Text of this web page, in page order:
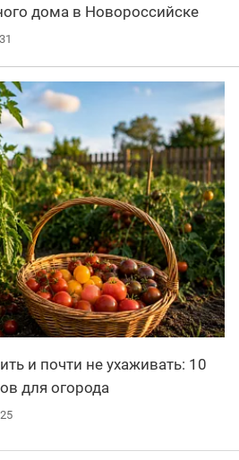
дома в Новороссийске
и почти не ухаживать: 10
для огорода